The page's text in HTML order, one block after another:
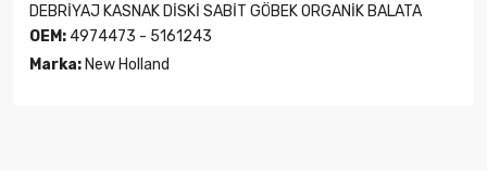
DEBRİYAJ KASNAK DİSKİ SABİT GÖBEK ORGANİK BALATA
OEM: 4974473 - 5161243
Marka: New Holland